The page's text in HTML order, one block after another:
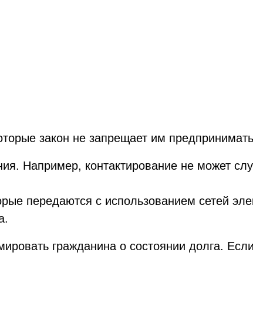
закон не запрещает им
Например, контактирование не может
передаются с использованием сетей
гражданина о состоянии долга.